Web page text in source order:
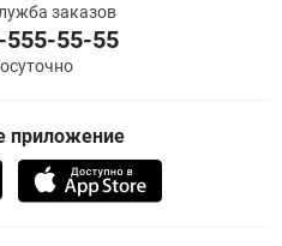
заказов
555-55-55
приложение